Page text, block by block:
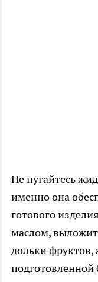
Не пугайтесь
именно она
готового
маслом,
дольки фруктов,
подготовленной